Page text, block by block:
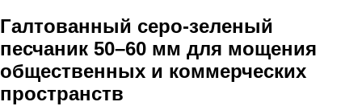
Галтованный серо-зеленый
песчаник 50–60 мм для мощения
общественных и коммерческих
пространств